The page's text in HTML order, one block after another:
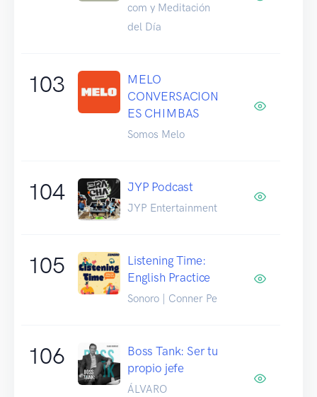
com y Meditación
del Día
103
MELO
CONVERSACION
ES CHIMBAS
Somos Melo
104 JYP Podcast
JYP Entertainment
105
Listening Time:
English Practice
Sonoro | Conner Pe
106
Boss Tank: Ser tu
propio jefe
ÁLVARO